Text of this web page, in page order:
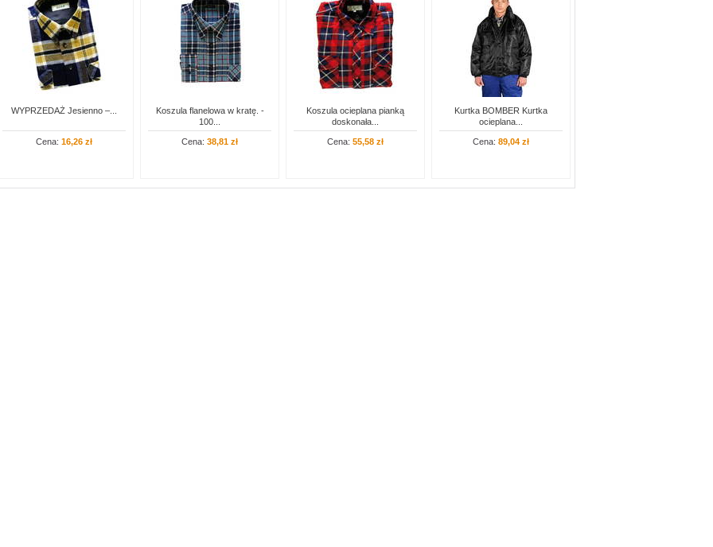
WYPRZEDAŻ Jesienno –...
Cena: 16,26 zł
Koszula flanelowa w kratę. -
100...
Cena: 38,81 zł
Koszula ocieplana pianką
doskonała...
Cena: 55,58 zł
Kurtka BOMBER Kurtka
ocieplana...
Cena: 89,04 zł